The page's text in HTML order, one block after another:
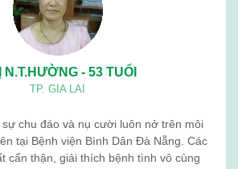
N.T.HƯỜNG - 53 TUỔI
TP. GIA LAI
chu đáo và nụ cười luôn nở trên môi
tại Bệnh viện Bình Dân Đà Nẵng. Các
cẩn thận, giải thích bệnh tình vô cùng